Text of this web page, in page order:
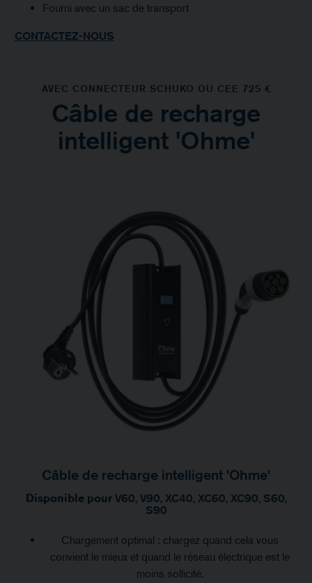
Fourni avec un sac de transport
CONTACTEZ-NOUS
AVEC CONNECTEUR SCHUKO OU CEE 725 €
Câble de recharge
intelligent 'Ohme'
Câble de recharge intelligent 'Ohme'
Disponible pourV60, V90, XC40, XC60, XC90, S60,
S90
Chargement optimal : chargez quand cela vous
convient le mieux et quand le réseau électrique est le
moins sollicité.